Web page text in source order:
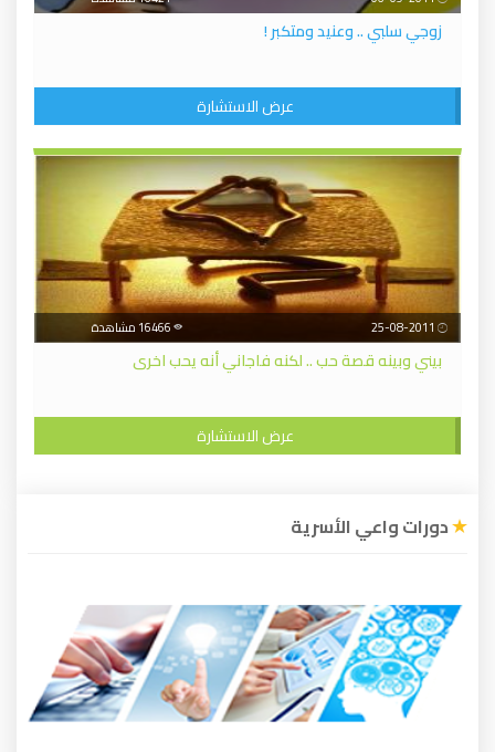
زوجي سلبي .. وعنيد ومتكبر !
عرض الاستشارة
بيني وبينه قصة حب .. لكنه فاجاني أنه يحب اخرى
عرض الاستشارة
دورات واعي الأسرية